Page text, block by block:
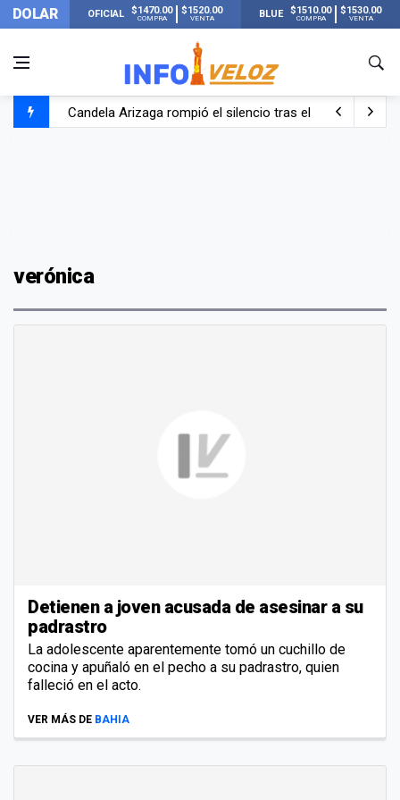
DOLAR OFICIAL $1470.00
COMPRA
$1520.00
VENTA BLUE $1510.00
COMPRA
$1530.00
VENTA
Candela Arizaga rompió el silencio tras el incidente con
verónica
Detienen a joven acusada de asesinar a su
padrastro
La adolescente aparentemente tomó un cuchillo de
cocina y apuñaló en el pecho a su padrastro, quien
falleció en el acto.
VER MÁS DE BAHIA